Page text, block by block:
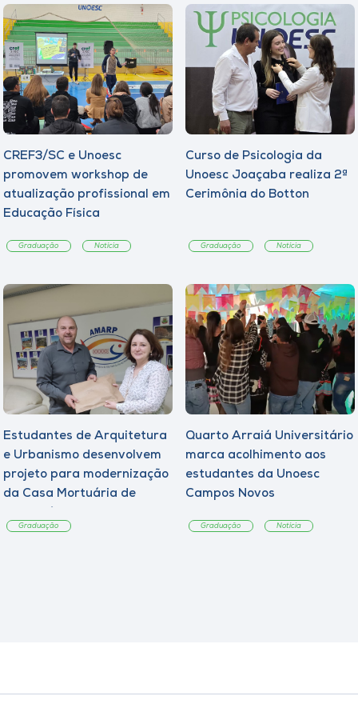
CREF3/SC e Unoesc
promovem workshop de
atualização profissional em
Educação Física
Graduação Notícia
Curso de Psicologia da
Unoesc Joaçaba realiza 2ª
Cerimônia do Botton
Graduação Notícia
Estudantes de Arquitetura
e Urbanismo desenvolvem
projeto para modernização
da Casa Mortuária de
Graduação
Quarto Arraiá Universitário
marca acolhimento aos
estudantes da Unoesc
Campos Novos
Graduação Notícia